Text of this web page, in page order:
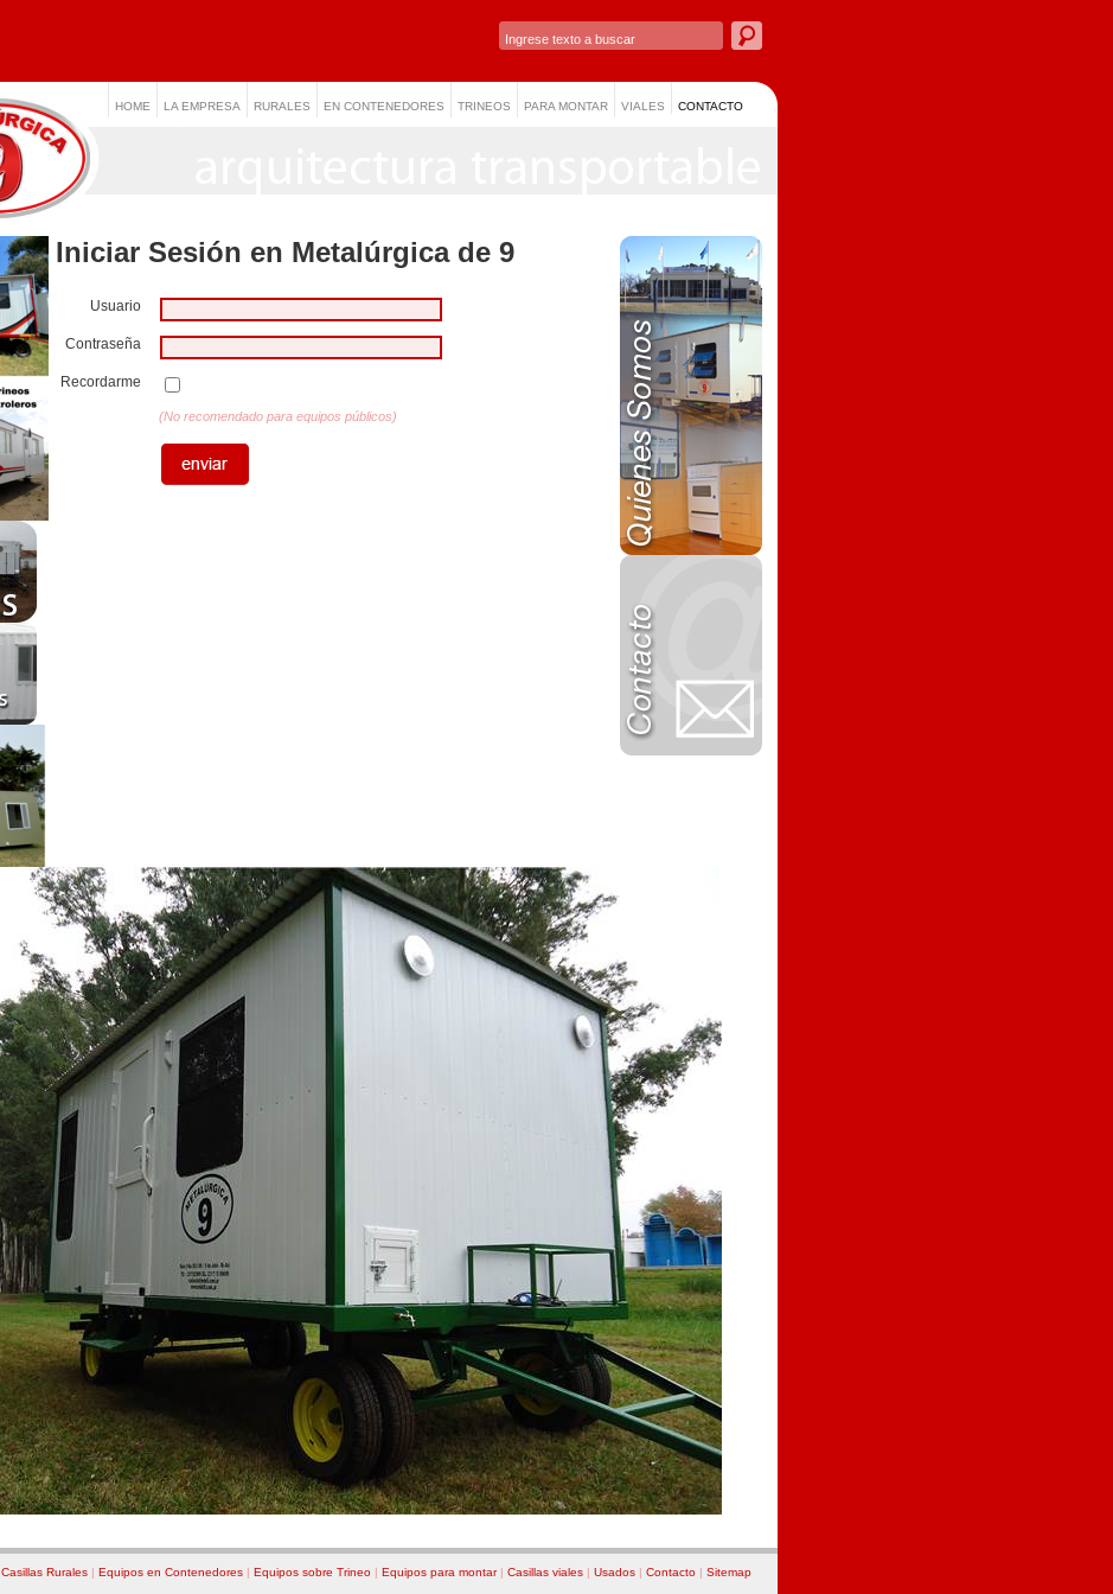
HOME LA EMPRESA RURALES EN CONTENEDORES TRINEOS PARA MONTAR VIALES CONTACTO
Iniciar Sesión en Metalúrgica de 9
Usuario
Contraseña
Recordarme
(No recomendado para equipos públicos)
Casillas Rurales | Equipos en Contenedores | Equipos sobre Trineo | Equipos para montar| Casillas viales | Usados | Contacto | Sitemap